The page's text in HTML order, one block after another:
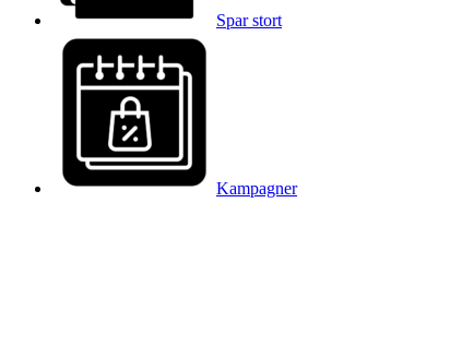
Spar stort
Kampagner